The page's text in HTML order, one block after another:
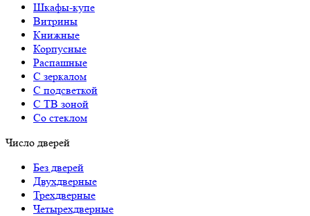
Шкафы-купе
Витрины
Книжные
Корпусные
Распашные
С зеркалом
С подсветкой
С ТВ зоной
Со стеклом
Число дверей
Без дверей
Двухдверные
Трехдверные
Четырехдверные